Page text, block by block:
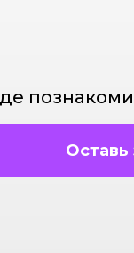
Оставь